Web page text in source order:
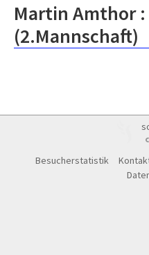
Martin Amthor
(2.Mannschaft)
Besucherstatistik